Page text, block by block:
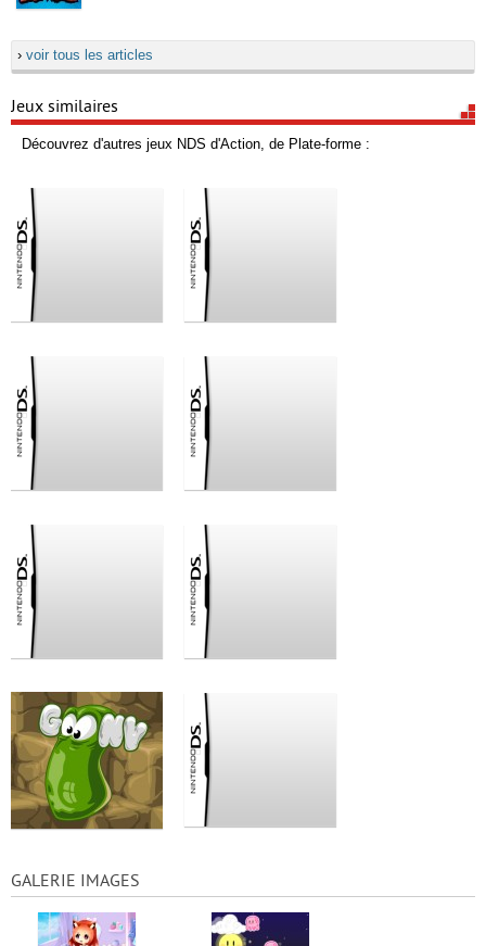
› voir tous les articles
Jeux similaires
Découvrez d'autres jeux NDS d'Action, de Plate-forme :
GALERIE IMAGES